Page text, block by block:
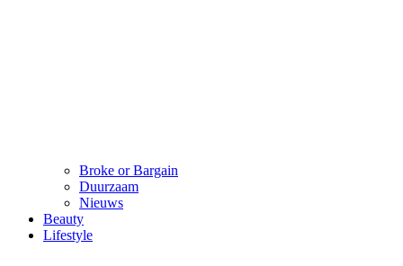
Broke or Bargain
Duurzaam
Nieuws
Beauty
Lifestyle